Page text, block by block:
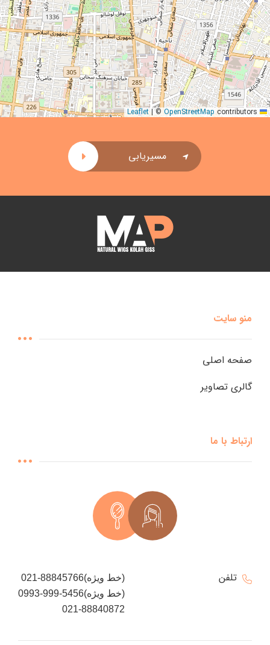
منو سایت
صفحه اصلی
گالری تصاویر
ارتباط با ما
تلفن
021-88845766(خط ویژه)
0993-999-5456(خط ویژه)
021-88840872
|© OpenStreetMapcontributors
مسیریابی